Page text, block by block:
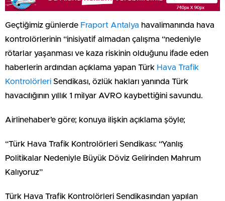
Geçtiğimiz günlerde Fraport Antalya havalimanında hava
kontrolörlerinin “inisiyatif almadan çalışma “nedeniyle
rötarlar yaşanması ve kaza riskinin olduğunu ifade eden
haberlerin ardından açıklama yapan Türk Hava Trafik
Kontrolörleri Sendikası, özlük hakları yanında Türk
havacılığının yıllık 1 milyar AVRO kaybettiğini savundu.
Airlinehaber’e göre; konuya ilişkin açıklama şöyle;
“Türk Hava Trafik Kontrolörleri Sendikası: “Yanlış
Politikalar Nedeniyle Büyük Döviz Gelirinden Mahrum
Kalıyoruz”
Türk Hava Trafik Kontrolörleri Sendikasından yapılan